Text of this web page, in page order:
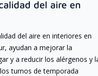
del aire en
del aire en interiores en
ayudan a mejorar la
y a reducir los alérgenos y
turnos de temporada